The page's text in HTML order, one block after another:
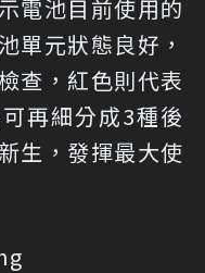
電池目前使用的
單元狀態良好，
查，紅色則代表
再細分成3種後
生，發揮最大使